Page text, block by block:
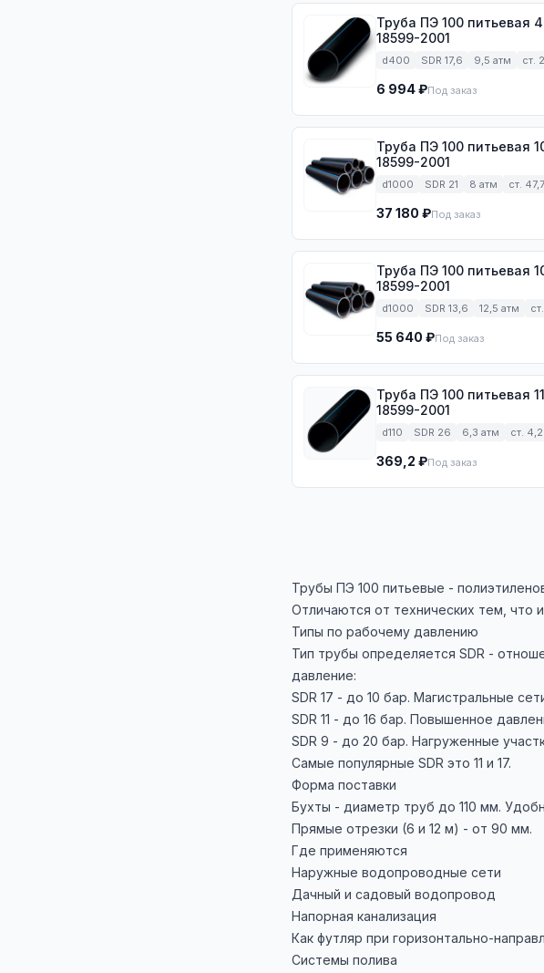
Труба ПЭ 100 питьевая 400 ст 22,7 SDR 17,6 ГОСТ
18599-2001
d400 SDR 17,6 9,5 атм ст.
6 994 ₽Под заказ
Труба ПЭ 100 питьевая
18599-2001
d1000 SDR 21 8 атм ст. 47,7
37 180 ₽Под заказ
Труба ПЭ 100 питьевая
18599-2001
d1000 SDR 13,6 12,5 атм
55 640 ₽Под заказ
Труба ПЭ 100 питьевая 110 ст 4,2 SDR
18599-2001
d110 SDR 26 6,3 атм ст. 4,2
369,2 ₽Под заказ
Трубы ПЭ 100 питьевые -
Отличаются от технических тем, что
Типы по рабочему давлению
Тип трубы определяется SDR -
давление:
SDR 17 - до 10 бар. Магистральные
SDR 11 - до 16 бар. Повышенное
SDR 9 - до 20 бар. Нагруженные
Самые популярные SDR это 11 и 17.
Форма поставки
Бухты - диаметр труб до 110 мм.
Прямые отрезки (6 и 12 м) - от 90 мм.
Где применяются
Наружные водопроводные сети
Дачный и садовый водопровод
Напорная канализация
Как футляр при горизонтально-
Системы полива